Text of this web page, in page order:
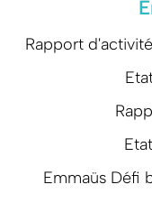
Rapport
Emmaüs Défi